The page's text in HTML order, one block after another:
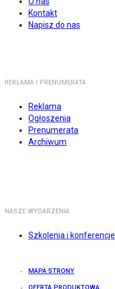
Kontakt
Napisz do nas
REKLAMA I PRENUMERATA
Reklama
Ogłoszenia
Prenumerata
Archiwum
NASZE WYDARZENIA
Szkolenia i konferencje
MAPA STRONY